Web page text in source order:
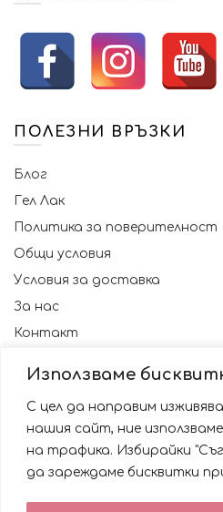
Използваме
С цел да направим
нашия сайт, ние
на трафика. Избирайки
да зареждаме бисквитки
ПОЛЕЗНИ ВРЪЗКИ
Блог
Гел Лак
Политика за поверителност
Общи условия
Условия за доставка
За нас
Контакт
Използваме бисквитки